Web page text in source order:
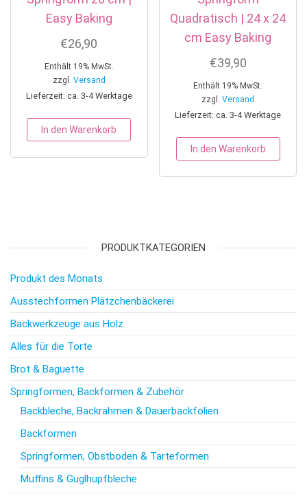
Easy Baking
€26,90
Enthält 19% MwSt.
zzgl. Versand
Lieferzeit: ca. 3-4 Werktage
In den Warenkorb
Quadratisch | 24 x 24
cm Easy Baking
€39,90
Enthält 19% MwSt.
zzgl.Versand
Lieferzeit: ca. 3-4 Werktage
In den Warenkorb
PRODUKTKATEGORIEN
Produkt des Monats
Ausstechformen Plätzchenbäckerei
Backwerkzeuge aus Holz
Alles für die Torte
Brot & Baguette
Springformen, Backformen & Zubehör
Backbleche, Backrahmen & Dauerbackfolien
Backformen
Springformen, Obstboden & Tarteformen
Muffins & Guglhupfbleche